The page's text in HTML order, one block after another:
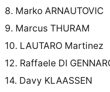
8. Marko ARNAUTOVIC
9. Marcus THURAM
10. LAUTARO Martinez
12. Raffaele DI
14. Davy KLAASSEN